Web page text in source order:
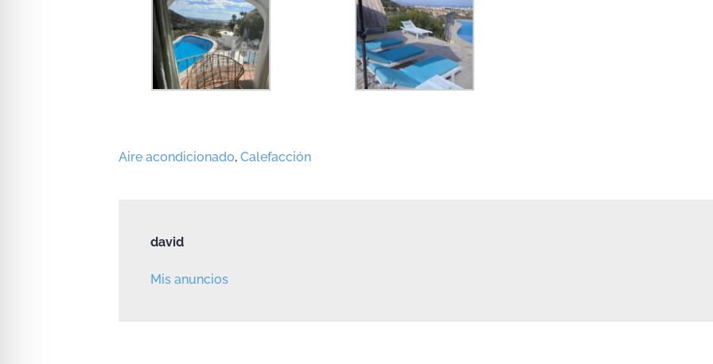
Aire acondicionado,Calefacción
david
Mis anuncios